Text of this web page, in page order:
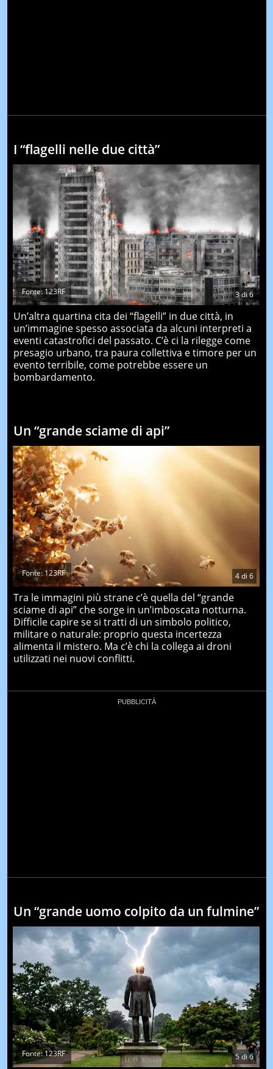
I “flagelli nelle due città”
3di6
Fonte: 123RF
Un’altra quartina cita dei “flagelli” in due città, in
un’immagine spesso associata da alcuni interpreti a
eventi catastrofici del passato. C’è ci la rilegge come
presagio urbano, tra paura collettiva e timore per un
evento terribile, come potrebbe essere un
bombardamento.
Un “grande sciame di api”
4di 6
Fonte: 123RF
Tra le immagini più strane c’è quella del “grande
sciame di api” che sorge in un’imboscata notturna.
Difficile capire se si tratti di un simbolo politico,
militare o naturale: proprio questa incertezza
alimenta il mistero. Ma c’è chi la collega ai droni
utilizzati nei nuovi conflitti.
Un “grande uomo colpito da un fulmine”
5di 6
Fonte: 123RF